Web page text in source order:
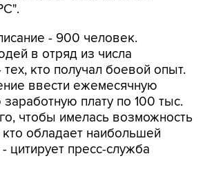
- 900 человек.
в отряд из числа
кто получал боевой опыт.
ввести ежемесячную
плату по 100 тыс.
чтобы имелась возможность
обладает наибольшей
цитирует пресс-служба